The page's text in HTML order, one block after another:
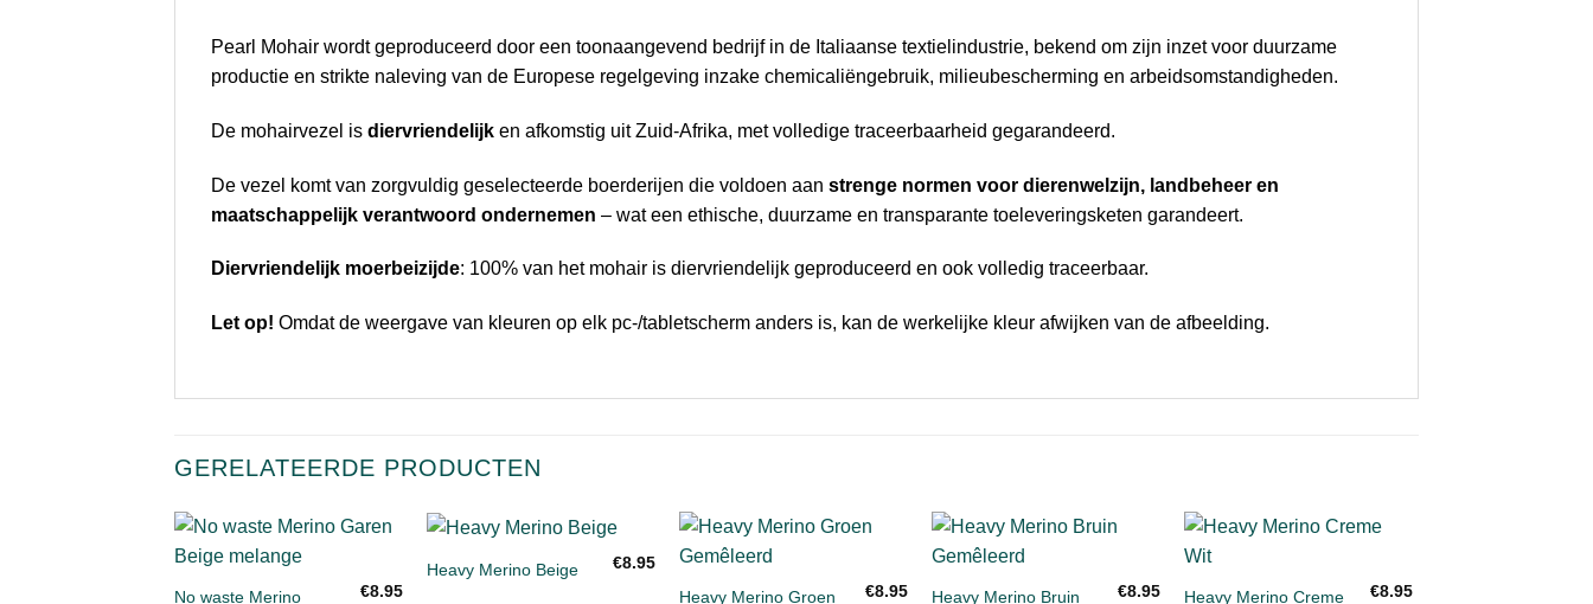
Pearl Mohair wordt geproduceerd door een toonaangevend bedrijf in de Italiaanse textielindustrie, bekend om zijn inzet voor duurzame
productie en strikte naleving van de Europese regelgeving inzake chemicaliëngebruik, milieubescherming en arbeidsomstandigheden.
De mohairvezel is diervriendelijk en afkomstig uit Zuid-Afrika, met volledige traceerbaarheid gegarandeerd.
De vezel komt van zorgvuldig geselecteerde boerderijen die voldoen aan strenge normen voor dierenwelzijn, landbeheer en
maatschappelijk verantwoord ondernemen – wat een ethische, duurzame en transparante toeleveringsketen garandeert.
Diervriendelijk moerbeizijde: 100% van het mohair is diervriendelijk geproduceerd en ook volledig traceerbaar.
Let op! Omdat de weergave van kleuren op elk pc-/tabletscherm anders is, kan de werkelijke kleur afwijken van de afbeelding.
GERELATEERDE PRODUCTEN
aan
No waste Merino €8.95
Toevoegen
+
Heavy Merino Beige €8.95
aan
Heavy Merino Groen €8.95
aan
Heavy Merino Bruin €8.95
aan
Heavy Merino Creme €8.95